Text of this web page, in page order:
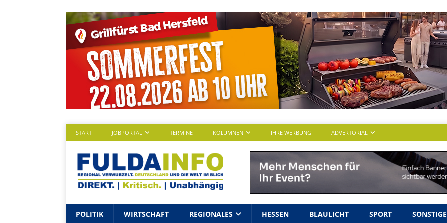
START JOBPORTAL TERMINE KOLUMNEN IHRE WERBUNG ADVERTORIAL
POLITIK WIRTSCHAFT REGIONALES HESSEN BLAULICHT SPORT